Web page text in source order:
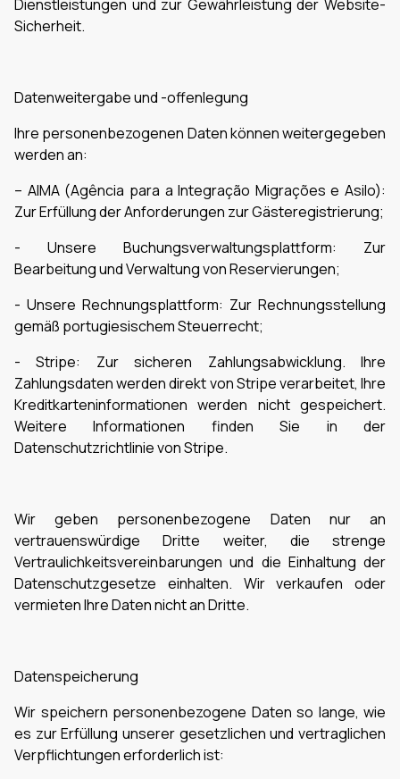
Dienstleistungen und zur Gewährleistung der Website-
Sicherheit.
Datenweitergabe und -offenlegung
Ihre personenbezogenen Daten können weitergegeben
werden an:
– AIMA (Agência para a Integração Migrações e Asilo):
Zur Erfüllung der Anforderungen zur Gästeregistrierung;
- Unsere Buchungsverwaltungsplattform: Zur
Bearbeitung und Verwaltung von Reservierungen;
- Unsere Rechnungsplattform: Zur Rechnungsstellung
gemäß portugiesischem Steuerrecht;
- Stripe: Zur sicheren Zahlungsabwicklung. Ihre
Zahlungsdaten werden direkt von Stripe verarbeitet, Ihre
Kreditkarteninformationen werden nicht gespeichert.
Weitere Informationen finden Sie in der
Datenschutzrichtlinie von Stripe.
Wir geben personenbezogene Daten nur an
vertrauenswürdige Dritte weiter, die strenge
Vertraulichkeitsvereinbarungen und die Einhaltung der
Datenschutzgesetze einhalten. Wir verkaufen oder
vermieten Ihre Daten nicht an Dritte.
Datenspeicherung
Wir speichern personenbezogene Daten so lange, wie
es zur Erfüllung unserer gesetzlichen und vertraglichen
Verpflichtungen erforderlich ist: